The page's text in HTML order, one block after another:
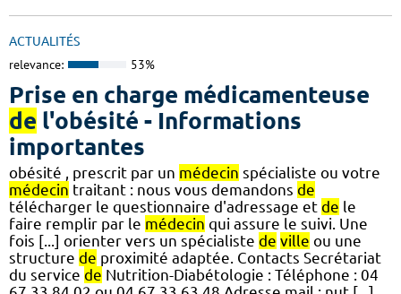
ACTUALITÉS
relevance: 53%
Prise en charge médicamenteuse
de l'obésité - Informations
importantes
obésité , prescrit par un médecin spécialiste ou votre
médecin traitant : nous vous demandons de
télécharger le questionnaire d'adressage et de le
faire remplir par le médecin qui assure le suivi. Une
fois [...] orienter vers un spécialiste de ville ou une
structure de proximité adaptée. Contacts Secrétariat
du service de Nutrition-Diabétologie : Téléphone : 04